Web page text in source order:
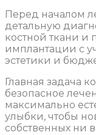
Перед началом
детальную
костной ткани и
имплантации с
эстетики и
Главная задача
безопасное
максимально
улыбки, чтобы
собственных ни